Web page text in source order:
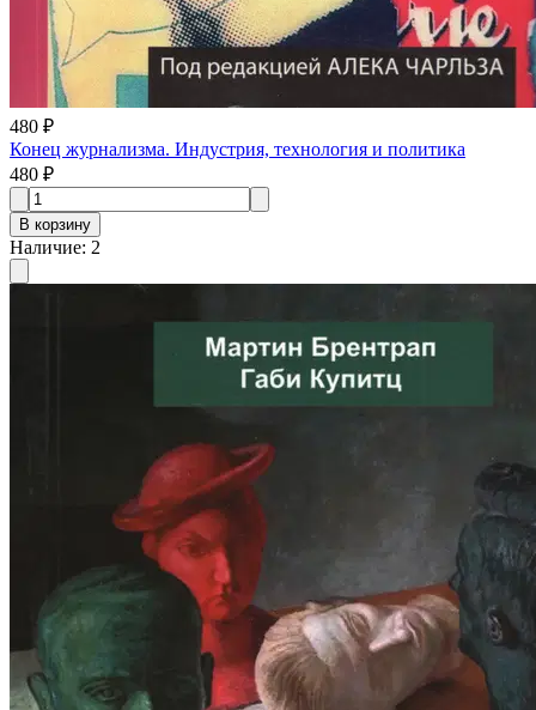
480 ₽
Конец журнализма. Индустрия, технология и политика
480 ₽
В корзину
Наличие: 2